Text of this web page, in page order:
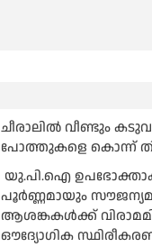
ചീരാലിൽ വീണ്ടും
പോത്തുകളെ കൊന്ന്
യു.പി.ഐ
പൂര്‍ണ്ണമായും
ആശങ്കകള്‍ക്ക്
ഔദ്യോഗിക